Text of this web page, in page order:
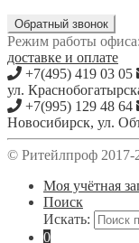
Обратный звонок
Режим работы офиса:
доставке и оплате
+7(495) 419 03 05
ул.
+7(995) 129 48 64
Новосибирск, ул.
© Ритейлпроф 2017-
Моя учётная
Поиск
Искать:
0